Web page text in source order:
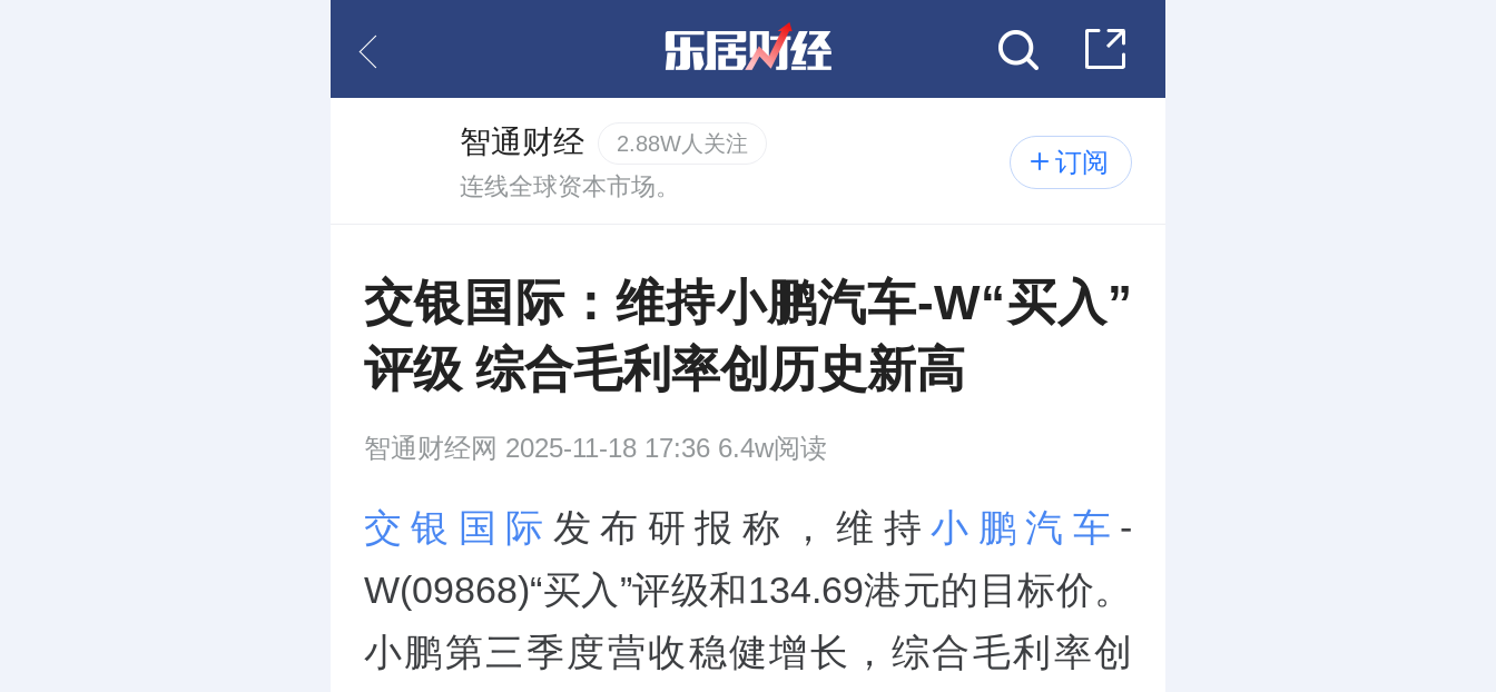
订阅
智通财经 2.88W人关注
连线全球资本市场。
交银国际：维持小鹏汽车-W“买入”
评级 综合毛利率创历史新高
智通财经网 2025-11-18 17:36 6.4w阅读
交银国际 发布研报称，维持小鹏汽车 -
W(09868)“买入”评级和134.69港元的目标价。
小鹏第三季度营收稳健增长，综合毛利率创